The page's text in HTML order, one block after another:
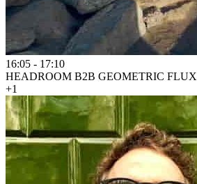
16:05 - 17:10
HEADROOM B2B GEOMETRIC FLUX
+1